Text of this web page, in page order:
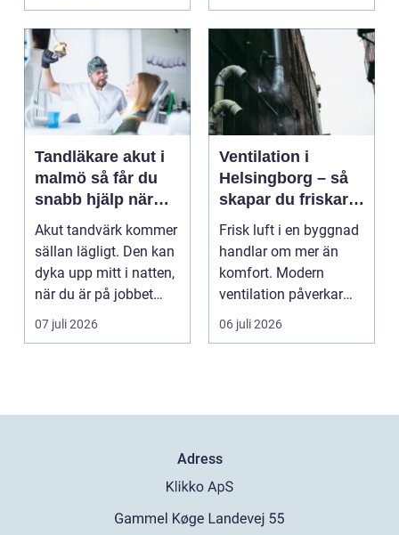
Tandläkare akut i
malmö så får du
snabb hjälp när
tanden krisar
Akut tandvärk kommer
sällan lägligt. Den kan
dyka upp mitt i natten,
när du är på jobbet
eller preci...
07 juli 2026
Ventilation i
Helsingborg – så
skapar du friskare
byggnader och
lägre
energikostnader
Frisk luft i en byggnad
handlar om mer än
komfort. Modern
ventilation påverkar
hälsa...
06 juli 2026
Adress